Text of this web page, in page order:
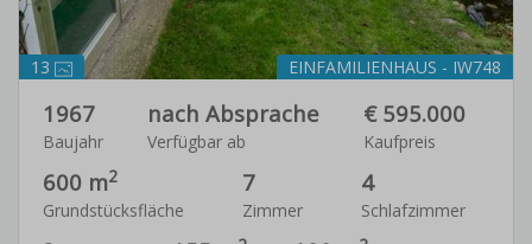
13 EINFAMILIENHAUS - IW748
1967
Baujahr
nach Absprache
Verfügbar ab
€ 595.000
Kaufpreis
600 m2
Grundstücksfläche
7
Zimmer
4
Schlafzimmer